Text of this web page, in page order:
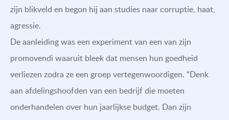
zijn blikveld en begon hij aan studies naar corruptie, haat,
agressie.
De aanleiding was een experiment van een van zijn
promovendi waaruit bleek dat mensen hun goedheid
verliezen zodra ze een groep vertegenwoordigen. “Denk
aan afdelingshoofden van een bedrijf die moeten
onderhandelen over hun jaarlijkse budget. Dan zijn